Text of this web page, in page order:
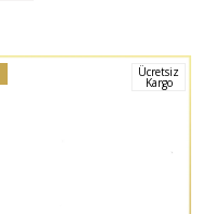
Ücretsiz
Kargo